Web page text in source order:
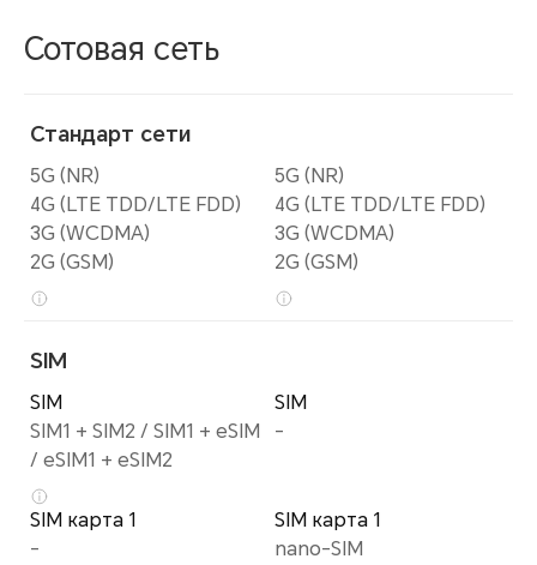
Сотовая сеть
Стандарт сети
5G (NR)
4G (LTE TDD/LTE FDD)
3G (WCDMA)
2G (GSM)
SIM
SIM
SIM1 + SIM2 / SIM1 + eSIM
/ eSIM1 + eSIM2
SIM карта 1
-
5G (NR)
4G (LTE TDD/LTE FDD)
3G (WCDMA)
2G (GSM)
SIM
-
SIM карта 1
nano-SIM